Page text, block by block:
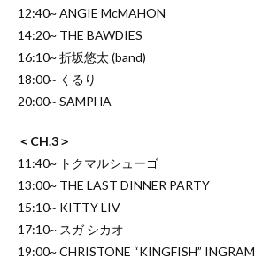
12:40~ ANGIE McMAHON
14:20~ THE BAWDIES
16:10~ 折坂悠太 (band)
18:00~ くるり
20:00~ SAMPHA
＜CH.3＞
11:40~ トクマルシューゴ
13:00~ THE LAST DINNER PARTY
15:10~ KITTY LIV
17:10~ スガ シカオ
19:00~ CHRISTONE “KINGFISH” INGRAM